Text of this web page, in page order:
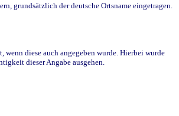
grundsätzlich der deutsche Ortsname eingetragen.
diese auch angegeben wurde. Hierbei wurde
dieser Angabe ausgehen.